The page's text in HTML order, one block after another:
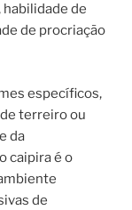
de
de procriação
específicos,
terreiro ou
da
caipira é o
de